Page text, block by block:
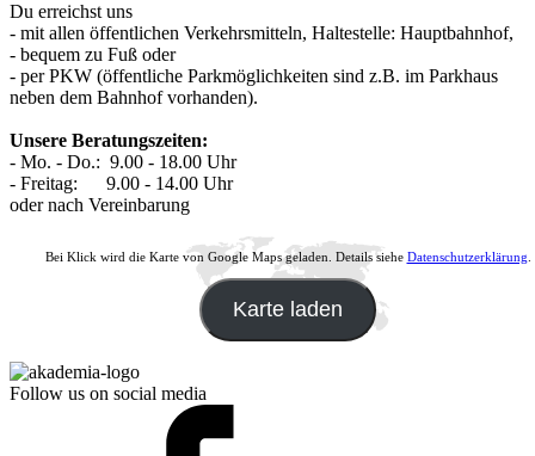
Du erreichst uns
- mit allen öffentlichen Verkehrsmitteln, Haltestelle: Hauptbahnhof,
- bequem zu Fuß oder
- per PKW (öffentliche Parkmöglichkeiten sind z.B. im Parkhaus
neben dem Bahnhof vorhanden).
Unsere Beratungszeiten:
- Mo. - Do.: 9.00 - 18.00 Uhr
- Freitag: 9.00 - 14.00 Uhr
oder nach Vereinbarung
Bei Klick wird die Karte von Google Maps geladen. Details siehe Datenschutzerklärung.
Karte laden
Follow us on social media